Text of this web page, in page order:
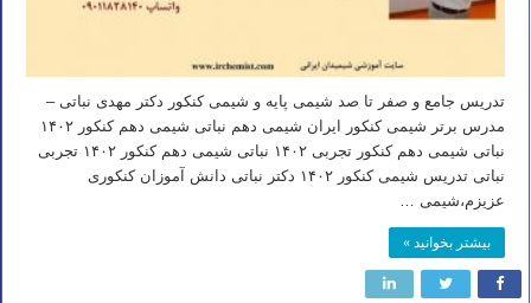
تدریس جامع و صفر تا صد شیمی پایه و شیمی کنکور دکتر مهدی نباتی –
مدرس برتر شیمی کنکور ایران شیمی دهم نباتی شیمی دهم کنکور ۱۴۰۲
نباتی شیمی دهم کنکور تجربی ۱۴۰۲ نباتی شیمی دهم کنکور ۱۴۰۲ تجربی
نباتی تدریس شیمی کنکور ۱۴۰۲ دکتر نباتی دانش آموزان کنکوری
عزیزم،شیمی …
بیشتر بخوانید »